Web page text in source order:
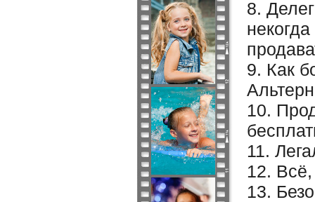
8.
9. Как
10.
11.
12. Всё,
13.